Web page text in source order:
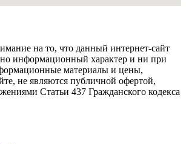
на то, что данный интернет-сайт
информационный характер и ни при
материалы и цены,
не являются публичной офертой,
Статьи 437 Гражданского кодекса